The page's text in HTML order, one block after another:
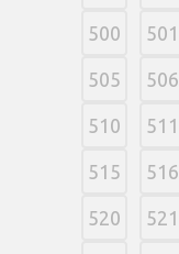
500 501
505 506
510 511
515 516
520 521